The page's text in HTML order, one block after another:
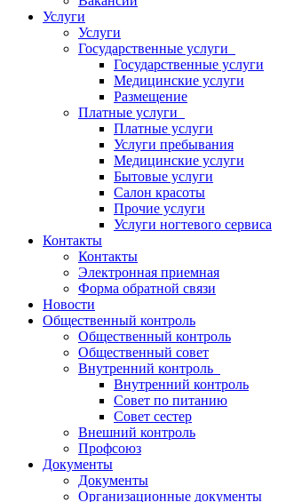
Услуги
Услуги
Государственные услуги
Государственные услуги
Медицинские услуги
Размещение
Платные услуги
Платные услуги
Услуги пребывания
Медицинские услуги
Бытовые услуги
Салон красоты
Прочие услуги
Услуги ногтевого сервиса
Контакты
Контакты
Электронная приемная
Форма обратной связи
Новости
Общественный контроль
Общественный контроль
Общественный совет
Внутренний контроль
Внутренний контроль
Совет по питанию
Совет сестер
Внешний контроль
Профсоюз
Документы
Документы
Организационные документы